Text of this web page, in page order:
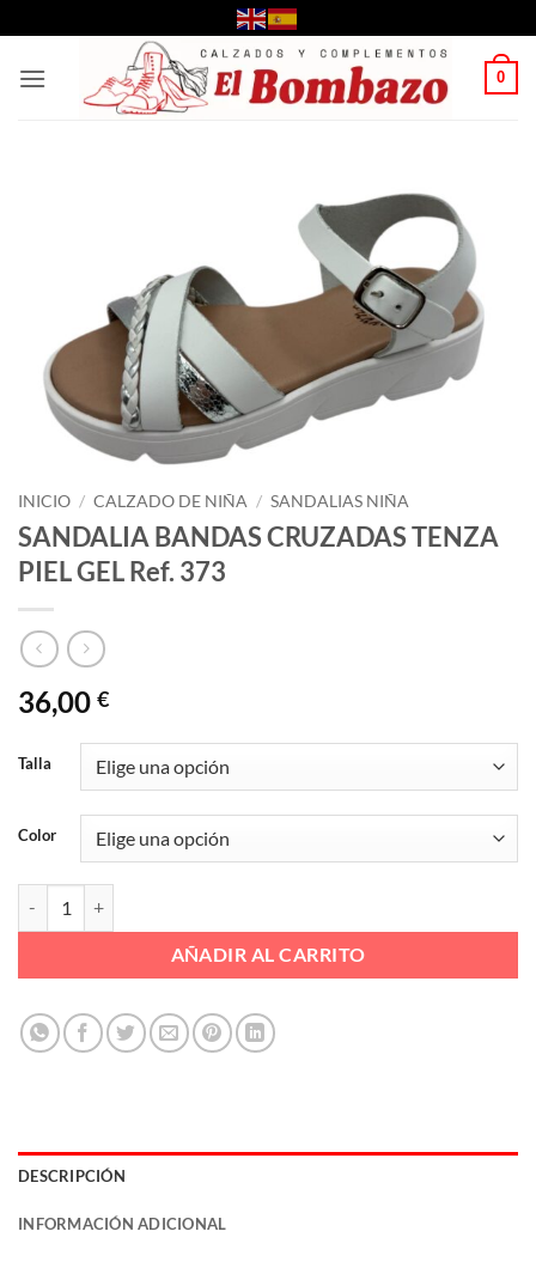
al
contenido
0
INICIO / CALZADO DE NIÑA / SANDALIAS NIÑA
SANDALIA BANDAS CRUZADAS TENZA
PIEL GEL Ref. 373
36,00 €
Talla
Color
AÑADIR AL CARRITO
DESCRIPCIÓN
INFORMACIÓN ADICIONAL